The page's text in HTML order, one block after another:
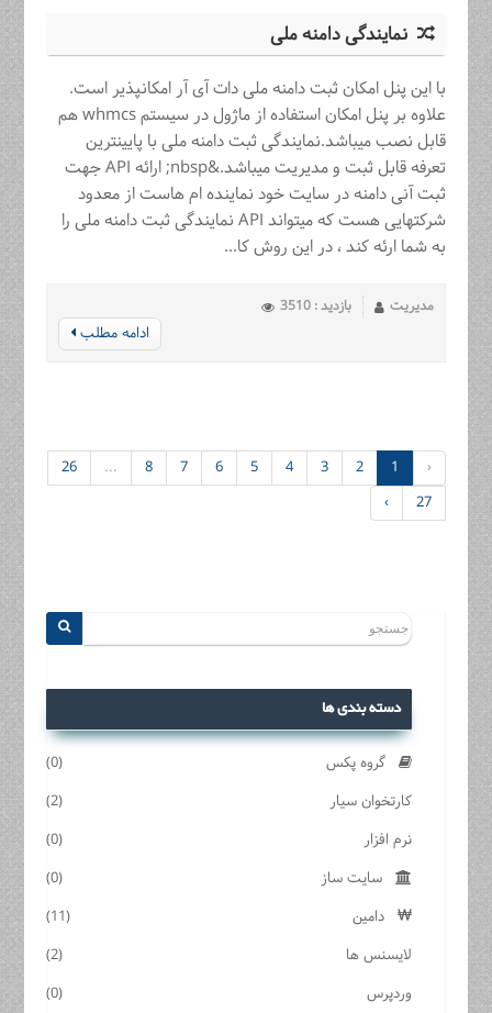
نمایندگی دامنه ملی
با این پنل امکان ثبت دامنه ملی دات آی آر امکانپذیر است.
علاوه بر پنل امکان استفاده از ماژول در سیستم whmcs هم
قابل نصب میباشد.نمایندگی ثبت دامنه ملی با پایینترین
تعرفه قابل ثبت و مدیریت میباشد.&nbsp; ارائه API جهت
ثبت آنی دامنه در سایت خود نماینده ام هاست از معدود
شرکتهایی هست که میتواند API نمایندگی ثبت دامنه ملی را
به شما ارئه کند ، در این روش کا...
مدیریت بازدید : 3510
ادامه مطلب
‹
1
2
3
4
5
6
7
8
...
26
27
›
دسته بندی ها
گروه پکس
(0)
کارتخوان سیار
(2)
نرم افزار
(0)
سایت ساز
(0)
دامین
(11)
لایسنس ها
(2)
وردپرس
(0)